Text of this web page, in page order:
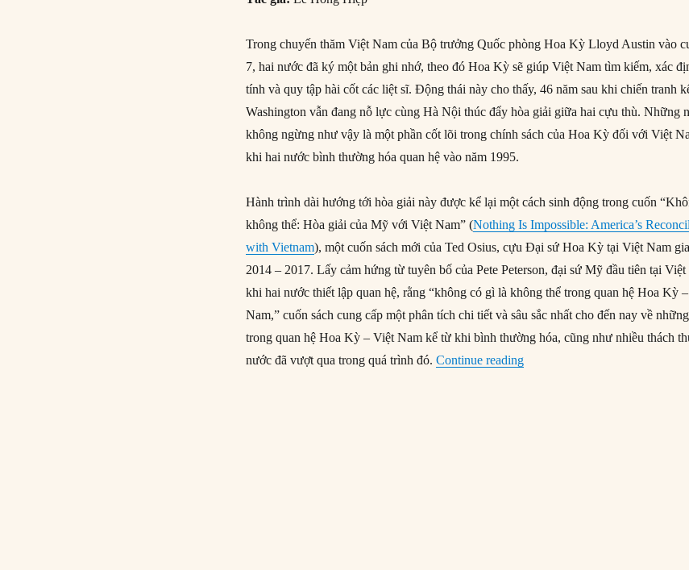
Trong chuyến thăm Việt Nam của Bộ trưởng Quốc phòng Hoa Kỳ Lloyd Austin vào
7, hai nước đã ký một bản ghi nhớ, theo đó Hoa Kỳ sẽ giúp Việt Nam tìm kiếm, xác
tính và quy tập hài cốt các liệt sĩ. Động thái này cho thấy, 46 năm sau khi chiến tranh
Washington vẫn đang nỗ lực cùng Hà Nội thúc đẩy hòa giải giữa hai cựu thù. Những
không ngừng như vậy là một phần cốt lõi trong chính sách của Hoa Kỳ đối với Việt
khi hai nước bình thường hóa quan hệ vào năm 1995.
Hành trình dài hướng tới hòa giải này được kể lại một cách sinh động trong cuốn
không thể: Hòa giải của Mỹ với Việt Nam” (Nothing Is Impossible: America’s
with Vietnam), một cuốn sách mới của Ted Osius, cựu Đại sứ Hoa Kỳ tại Việt Nam
2014 – 2017. Lấy cảm hứng từ tuyên bố của Pete Peterson, đại sứ Mỹ đầu tiên tại Việt
khi hai nước thiết lập quan hệ, rằng “không có gì là không thể trong quan hệ Hoa Kỳ
Nam,” cuốn sách cung cấp một phân tích chi tiết và sâu sắc nhất cho đến nay về
trong quan hệ Hoa Kỳ – Việt Nam kể từ khi bình thường hóa, cũng như nhiều thách
nước đã vượt qua trong quá trình đó.Continue reading“Quan hệ Mỹ – Việt: Đi từ hòa